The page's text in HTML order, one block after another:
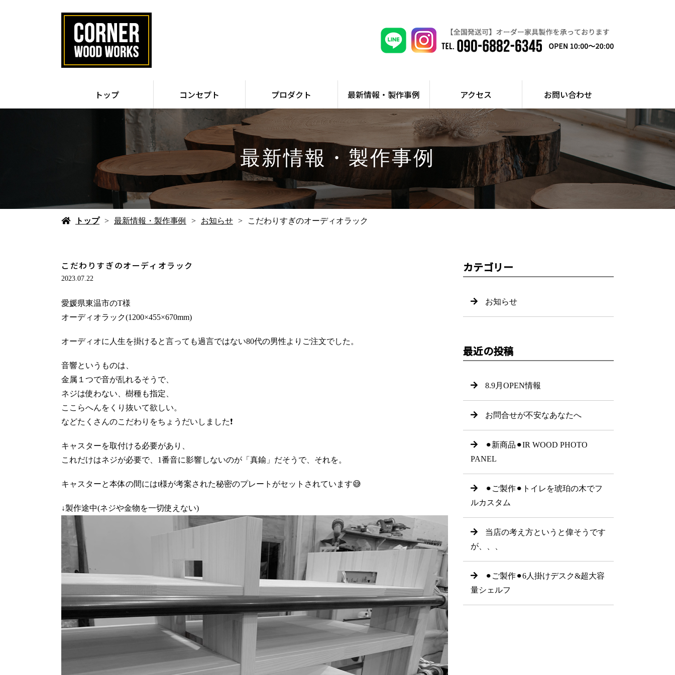
トップ コンセプト プロダクト 最新情報・製作事例 アクセス お問い合わせ
最新情報・製作事例
トップ 最新情報・製作事例 お知らせ こだわりすぎのオーディオラック
こだわりすぎのオーディオラック
2023.07.22
愛媛県東温市のT様
オーディオラック(1200×455×670mm)
オーディオに人生を掛けると言っても過言ではない80代の男性よりご注文でした。
音響というものは、
金属１つで音が乱れるそうで、
ネジは使わない、樹種も指定、
ここらへんをくり抜いて欲しい。
などたくさんのこだわりをちょうだいしました❗️
キャスターを取付ける必要があり、
これだけはネジが必要で、1番音に影響しないのが「真鍮」だそうで、それを。
キャスターと本体の間にはt様が考案された秘密のプレートがセットされています😅
↓製作途中(ネジや金物を一切使えない)
カテゴリー
お知らせ
最近の投稿
8.9月OPEN情報
お問合せが不安なあなたへ
⚫︎新商品⚫︎IR WOOD PHOTO
PANEL
⚫︎ご製作⚫︎トイレを琥珀の木でフ
ルカスタム
当店の考え方というと偉そうです
が、、、
⚫︎ご製作⚫︎6人掛けデスク&超大容
量シェルフ